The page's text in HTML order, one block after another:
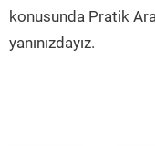
konusunda Pratik
yanınızdayız.